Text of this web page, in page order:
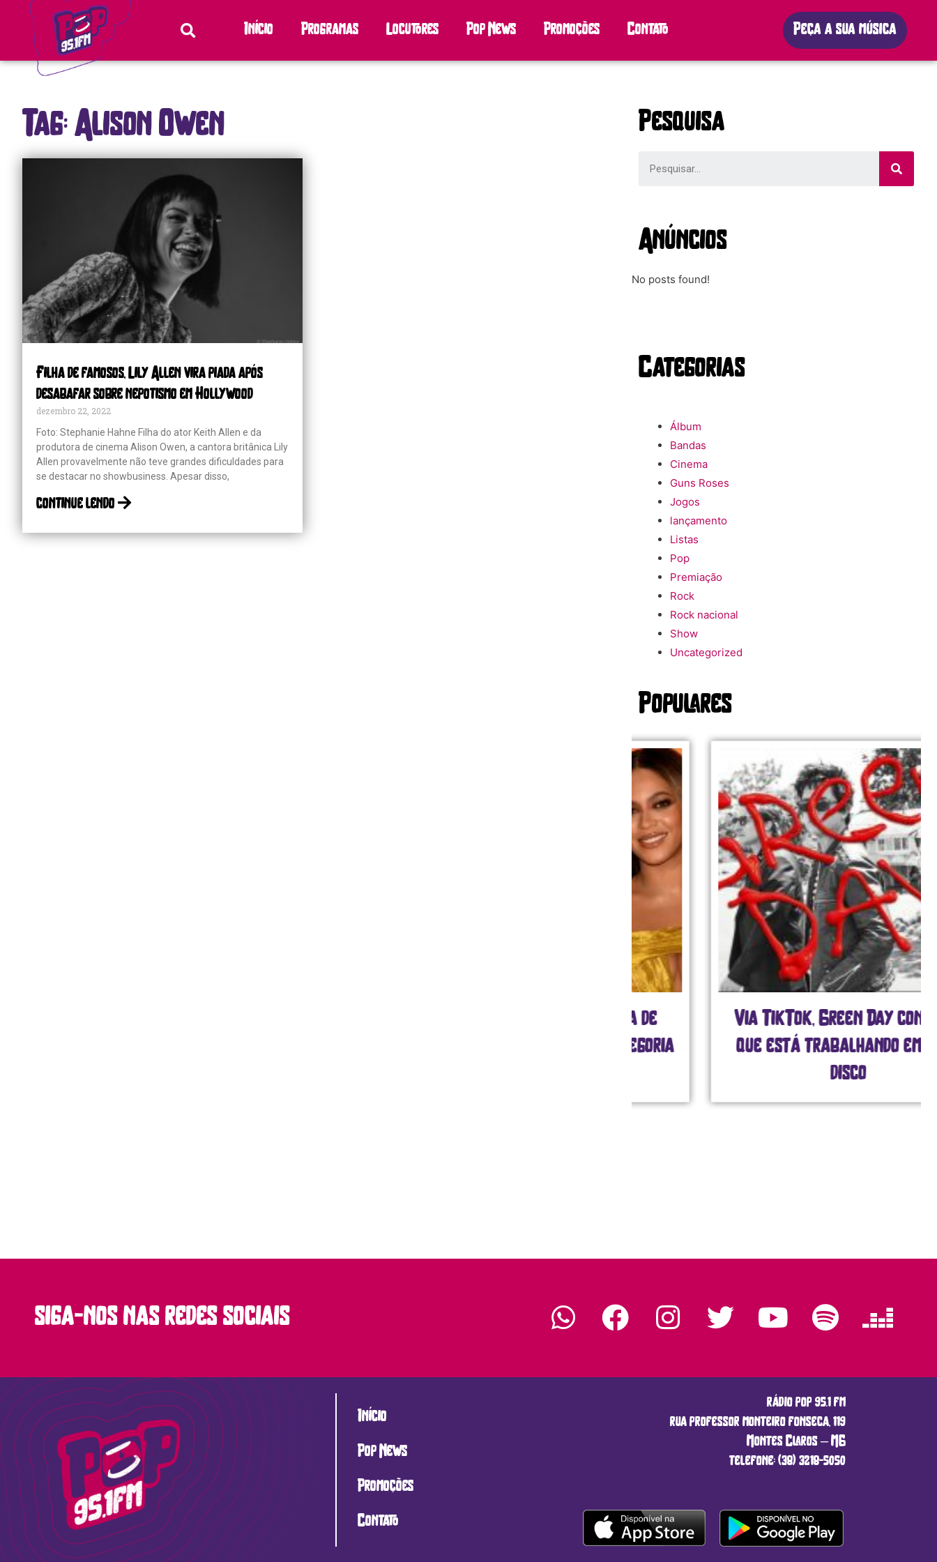
Início Programas Locutores Pop News Promoções Contato Peça a sua música
Tag: Alison Owen
Filha de famosos, Lily Allen vira piada após
desabafar sobre nepotismo em Hollywood
dezembro 22, 2022
Foto: Stephanie Hahne Filha do ator Keith Allen e da
produtora de cinema Alison Owen, a cantora britânica Lily
Allen provavelmente não teve grandes dificuldades para
se destacar no showbusiness. Apesar disso,
continue lendo
Pesquisa
Anúncios
No posts found!
Categorias
Álbum
Bandas
Cinema
Guns Roses
Jogos
lançamento
Listas
Pop
Premiação
Rock
Rock nacional
Show
Uncategorized
Populares
Via TikTok, Green Day confirma
que está trabalhando em novo
siga-nos nas redes sociais
Início
Pop News
Promoções
Contato
rádio pop 95.1 fm
rua professor monteiro fonseca, 119
Montes Claros – MG
telefone: (38) 3218-5050